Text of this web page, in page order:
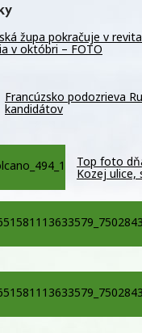
župa pokračuje v
v októbri – FOTO
Francúzsko podozrieva
kandidátov
Top foto
Kozej ulice,